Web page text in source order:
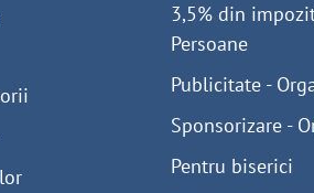
3,5% din
Persoane
Publicitate -
Sponsorizare -
Pentru biserici